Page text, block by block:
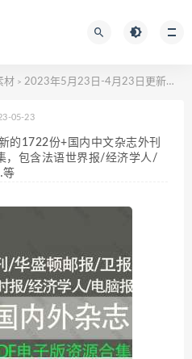
材 > 2023年5月23日-4月23日更新的1722份+国内中文杂志外刊英文杂志电子版PDF资源合集，包含法语世界报/经济学人/华尔街日报/卫报/财新周刊…等
05-23
的1722份+国内中文杂志外刊
，包含法语世界报/经济学人/
等